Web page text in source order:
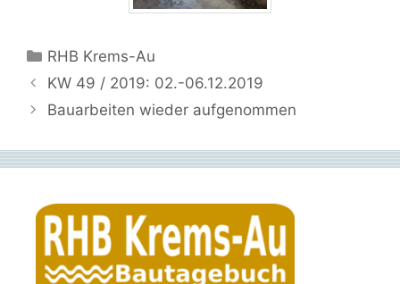
Kategorien
RHB Krems-Au
KW 49 / 2019: 02.-06.12.2019
Bauarbeiten wieder aufgenommen